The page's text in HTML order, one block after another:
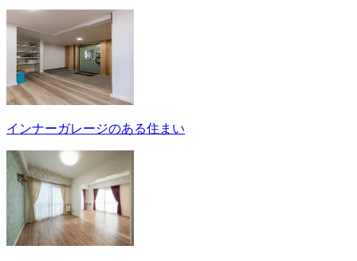
インナーガレージのある住まい